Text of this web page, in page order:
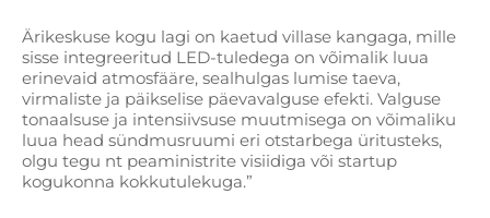
Ärikeskuse kogu lagi on kaetud villase kangaga, mille
sisse integreeritud LED-tuledega on võimalik luua
erinevaid atmosfääre, sealhulgas lumise taeva,
virmaliste ja päikselise päevavalguse efekti. Valguse
tonaalsuse ja intensiivsuse muutmisega on võimaliku
luua head sündmusruumi eri otstarbega üritusteks,
olgu tegu nt peaministrite visiidiga või startup
kogukonna kokkutulekuga.”